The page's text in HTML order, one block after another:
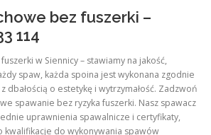
bez fuszerki –
114
w Siennicy – stawiamy na jakość,
spaw, każda spoina jest wykonana zgodnie
dbałością o estetykę i wytrzymałość. Zadzwoń
spawanie bez ryzyka fuszerki. Nasz spawacz
uprawnienia spawalnicze i certyfikaty,
do wykonywania spawów